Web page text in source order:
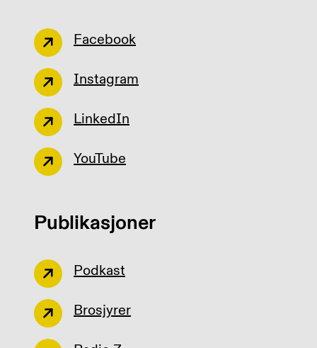
Facebook
Instagram
LinkedIn
YouTube
Publikasjoner
Podkast
Brosjyrer